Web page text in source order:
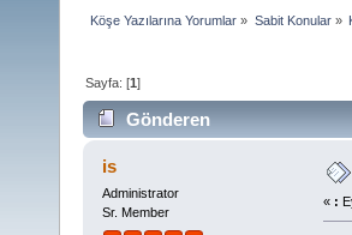
Köşe Yazılarına Yorumlar » Sabit Konular»
Sayfa: [1]
Gönderen
OLUVERİR(YARATILIR)
is
Administrator
Sr. Member
« :